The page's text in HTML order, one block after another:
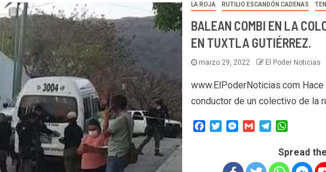
LA ROJA
RUTILIO ESCANDÓN CADENAS
BALEAN COMBI EN LA
EN TUXTLA GUTIÉRREZ.
marzo 29, 2022 El Poder Noticias
www.ElPoderNoticias.com Hace
conductor de un colectivo de la
Facebook
TwitterMessenger
GmailTelegram
Spread